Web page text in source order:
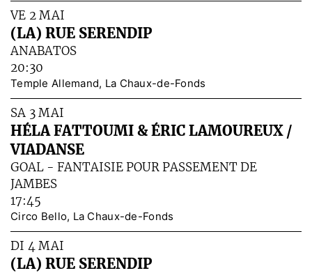
VE 2 MAI
(LA) RUE SERENDIP
ANABATOS
20:30
Temple Allemand, La Chaux-de-Fonds
SA 3 MAI
HÉLA FATTOUMI & ÉRIC LAMOUREUX /
VIADANSE
GOAL - FANTAISIE POUR PASSEMENT DE
JAMBES
17:45
Circo Bello, La Chaux-de-Fonds
DI 4 MAI
(LA) RUE SERENDIP